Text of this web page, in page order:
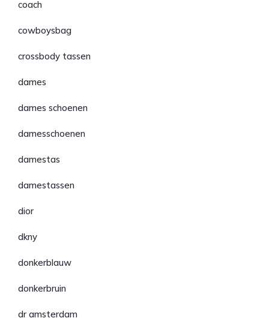
coach
cowboysbag
crossbody tassen
dames
dames schoenen
damesschoenen
damestas
damestassen
dior
dkny
donkerblauw
donkerbruin
dr amsterdam